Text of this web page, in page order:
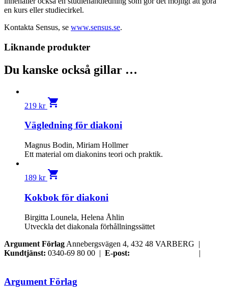
en kurs eller studiecirkel.
Kontakta Sensus, se www.sensus.se.
Liknande produkter
Du kanske också gillar …
219 kr shopping_cart
Vägledning för diakoni
Magnus Bodin, Miriam Hollmer
Ett material om diakonins teori och praktik.
189 kr shopping_cart
Kokbok för diakoni
Birgitta Lounela, Helena Åhlin
Utveckla det diakonala förhållningssättet
Argument Förlag Annebergsvägen 4, 432 48 VARBERG |
Kundtjänst: 0340-69 80 00 | E-post:
|
Argument Förlag